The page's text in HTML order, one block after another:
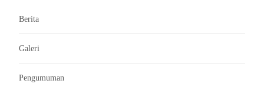
Berita
Galeri
Pengumuman